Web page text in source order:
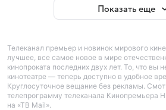
Показать еще
Телеканал премьер и новинок мирового
лучшее, все самое новое в мире
кинопроката последних двух лет. То, что вы
кинотеатре — теперь доступно в удобное
Круглосуточное вещание без рекламы.
телепрограмму телеканала Кинопремьера
на «ТВ Mail».